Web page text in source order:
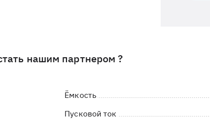
нашим партнером ?
Ёмкость
Пусковой ток